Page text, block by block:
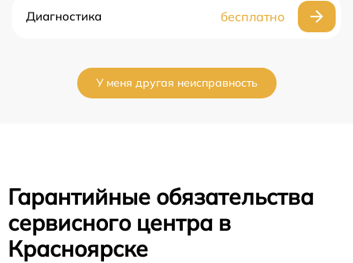
Диагностика бесплатно
У меня другая неисправность
Гарантийные обязательства
сервисного центра в
Красноярске